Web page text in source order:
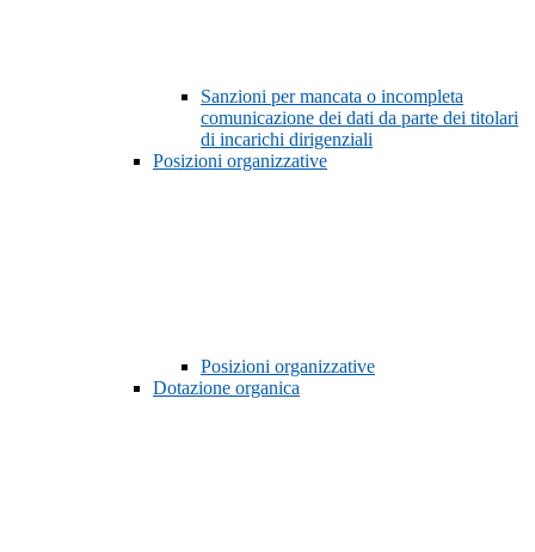
Sanzioni per mancata o incompleta
comunicazione dei dati da parte dei titolari
di incarichi dirigenziali
Posizioni organizzative
Posizioni organizzative
Dotazione organica